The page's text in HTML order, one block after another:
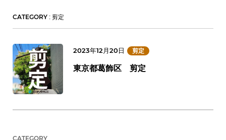
CATEGORY : 剪定
2023年12月20日 剪定
東京都葛飾区 剪定
CATEGORY